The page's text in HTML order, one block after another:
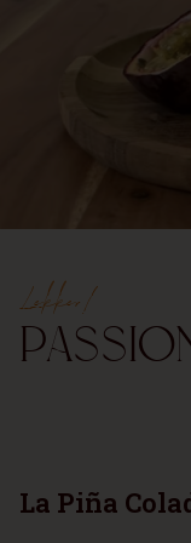
Lekker!
La Piña